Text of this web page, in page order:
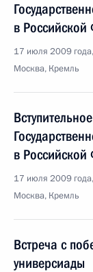
в
17 июля 2009
Москва, Кремль
в
17 июля 2009
Москва, Кремль
Встреча с
универсиады